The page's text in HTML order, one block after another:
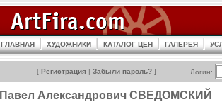
ГЛАВНАЯ ХУДОЖНИКИ КАТАЛОГ ЦЕН ГАЛЕРЕЯ
[ Регистрация | Забыли пароль? ] Логин:
Павел Александрович СВЕДОМСКИЙ